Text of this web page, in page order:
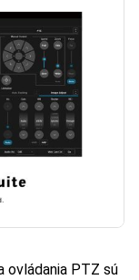
ovládania PTZ sú